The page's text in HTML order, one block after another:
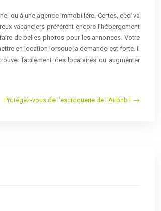
ou à une agence immobilière. Certes, ceci va
vacanciers préfèrent encore l’hébergement
de belles photos pour les annonces. Votre
en location lorsque la demande est forte. Il
facilement des locataires ou augmenter
Protégez-vous de l’escroquerie de l’Airbnb !